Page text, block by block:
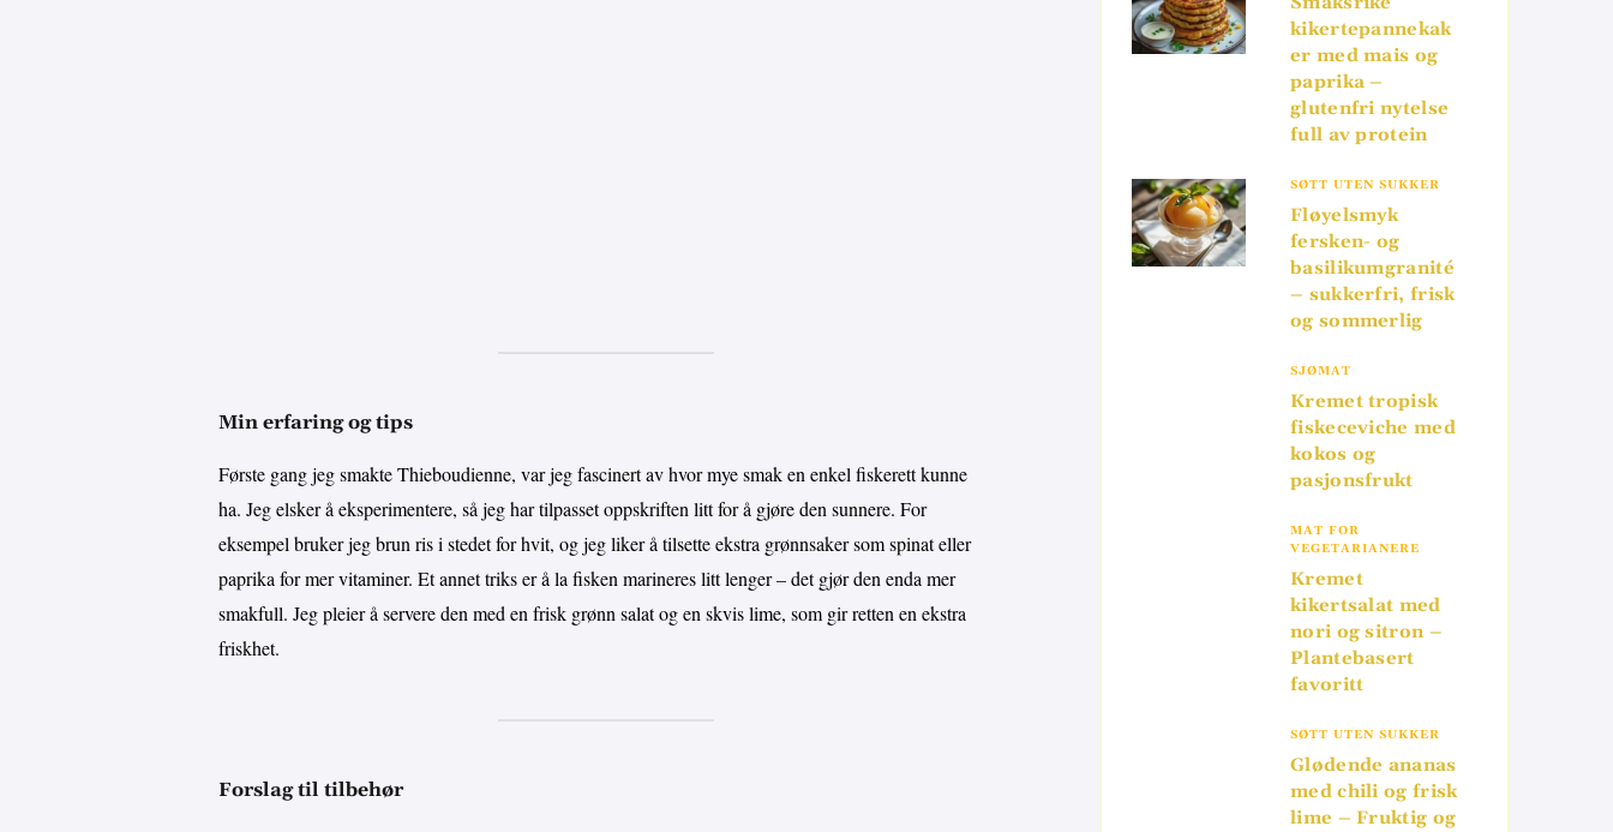
Min erfaring og tips
Første gang jeg smakte Thieboudienne, var jeg fascinert av hvor mye smak en enkel fiskerett kunne
ha. Jeg elsker å eksperimentere, så jeg har tilpasset oppskriften litt for å gjøre den sunnere. For
eksempel bruker jeg brun ris i stedet for hvit, og jeg liker å tilsette ekstra grønnsaker som spinat eller
paprika for mer vitaminer. Et annet triks er å la fisken marineres litt lenger – det gjør den enda mer
smakfull. Jeg pleier å servere den med en frisk grønn salat og en skvis lime, som gir retten en ekstra
friskhet.
Forslag til tilbehør
kikertepannekak
er med mais og
paprika –
glutenfri nytelse
full av protein
SØTT UTEN SUKKER
Fløyelsmyk
fersken- og
basilikumgranité
– sukkerfri, frisk
og sommerlig
SJØMAT
Kremet tropisk
fiskeceviche med
kokos og
pasjonsfrukt
MAT FOR
VEGETARIANERE
Kremet
kikertsalat med
nori og sitron –
Plantebasert
favoritt
SØTT UTEN SUKKER
Glødende ananas
med chili og frisk
lime – Fruktig og